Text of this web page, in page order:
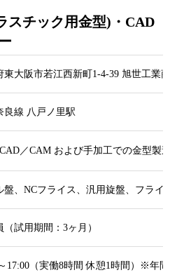
スチック用金型)・CAD
東大阪市若江西新町1-4-39 旭世工業商
良線 八戸ノ里駅
／CAM および手加工での金型製造
盤、NCフライス、汎用旋盤、フライ
（試用期間：3ヶ月）
17:00（実働8時間 休憩1時間）※年間